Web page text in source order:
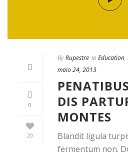
0
20
ByRupestre In Education,
maio 24, 2013
DIS
MONTES
Blandit ligula
fermentum non.